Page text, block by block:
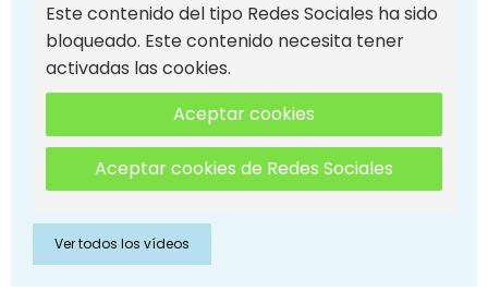
Este contenido del tipo Redes Sociales ha sido
bloqueado. Este contenido necesita tener
activadas las cookies.
Aceptar cookies
Aceptar cookies de Redes Sociales
Ver todos los vídeos